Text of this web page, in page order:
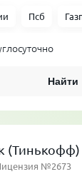
Псб
Найти
(Тинькофф)
№2673